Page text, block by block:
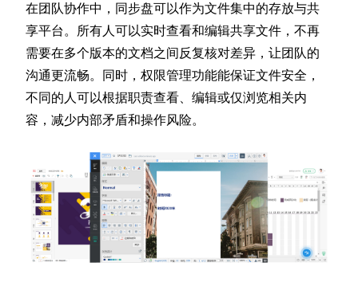
在团队协作中，同步盘可以作为文件集中的存放与共
享平台。所有人可以实时查看和编辑共享文件，不再
需要在多个版本的文档之间反复核对差异，让团队的
沟通更流畅。同时，权限管理功能能保证文件安全，
不同的人可以根据职责查看、编辑或仅浏览相关内
容，减少内部矛盾和操作风险。